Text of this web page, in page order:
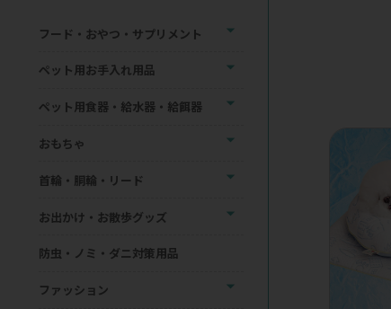
フード・おやつ・サプリメント
ペット用お手入れ用品
ペット用食器・給水器・給餌器
おもちゃ
首輪・胴輪・リード
お出かけ・お散歩グッズ
防虫・ノミ・ダニ対策用品
ファッション